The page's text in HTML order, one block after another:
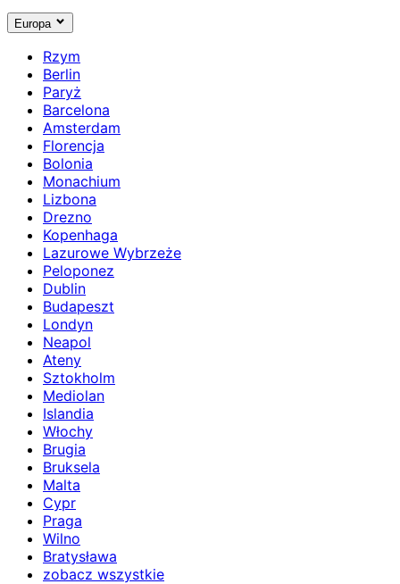
Europa
Rzym
Berlin
Paryż
Barcelona
Amsterdam
Florencja
Bolonia
Monachium
Lizbona
Drezno
Kopenhaga
Lazurowe Wybrzeże
Peloponez
Dublin
Budapeszt
Londyn
Neapol
Ateny
Sztokholm
Mediolan
Islandia
Włochy
Brugia
Bruksela
Malta
Cypr
Praga
Wilno
Bratysława
zobacz wszystkie